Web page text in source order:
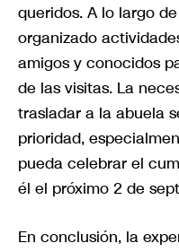
queridos. A lo largo
organizado
amigos y conocidos
de las visitas. La
trasladar a la abuela
prioridad,
pueda celebrar el
él el próximo 2 de
En conclusión, la